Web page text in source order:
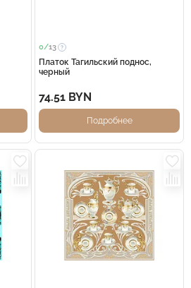
0/13
Платок Тагильский поднос,
черный
74.51 BYN
Подробнее